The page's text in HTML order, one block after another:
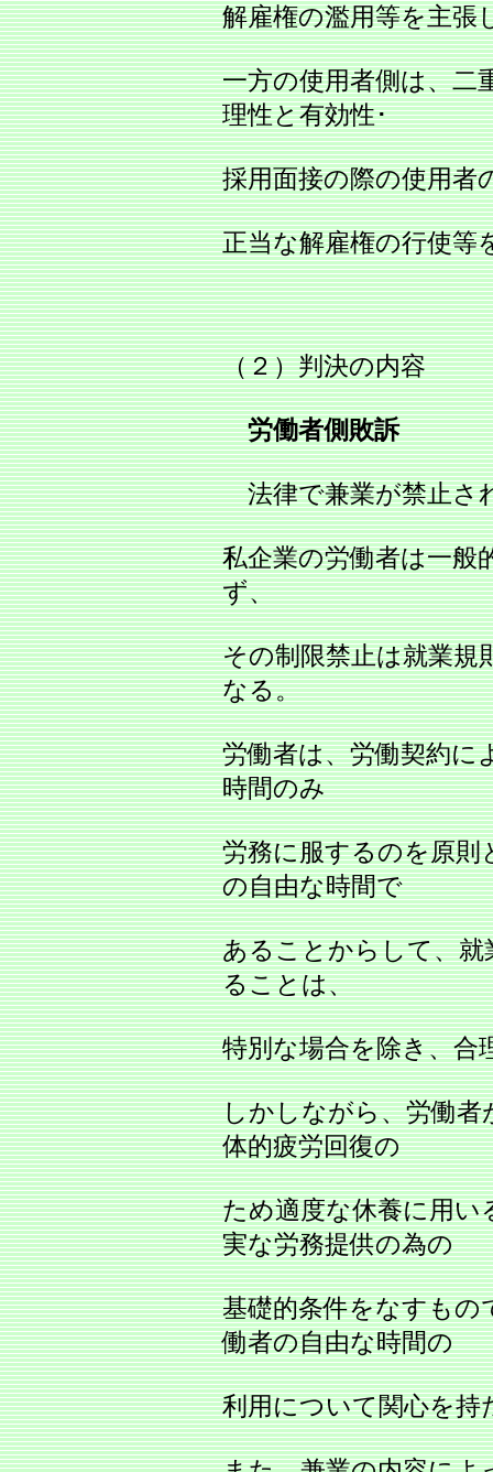
解雇権の濫用等を主張
一方の使用者側は、二
理性と有効性･
採用面接の際の使用者
正当な解雇権の行使等
（２）判決の内容
労働者側敗訴
法律で兼業が禁止さ
私企業の労働者は一般
ず、
その制限禁止は就業規
なる。
労働者は、労働契約に
時間のみ
労務に服するのを原則
の自由な時間で
あることからして、就
ることは、
特別な場合を除き、合
しかしながら、労働者
体的疲労回復の
ため適度な休養に用い
実な労務提供の為の
基礎的条件をなすもの
働者の自由な時間の
利用について関心を持